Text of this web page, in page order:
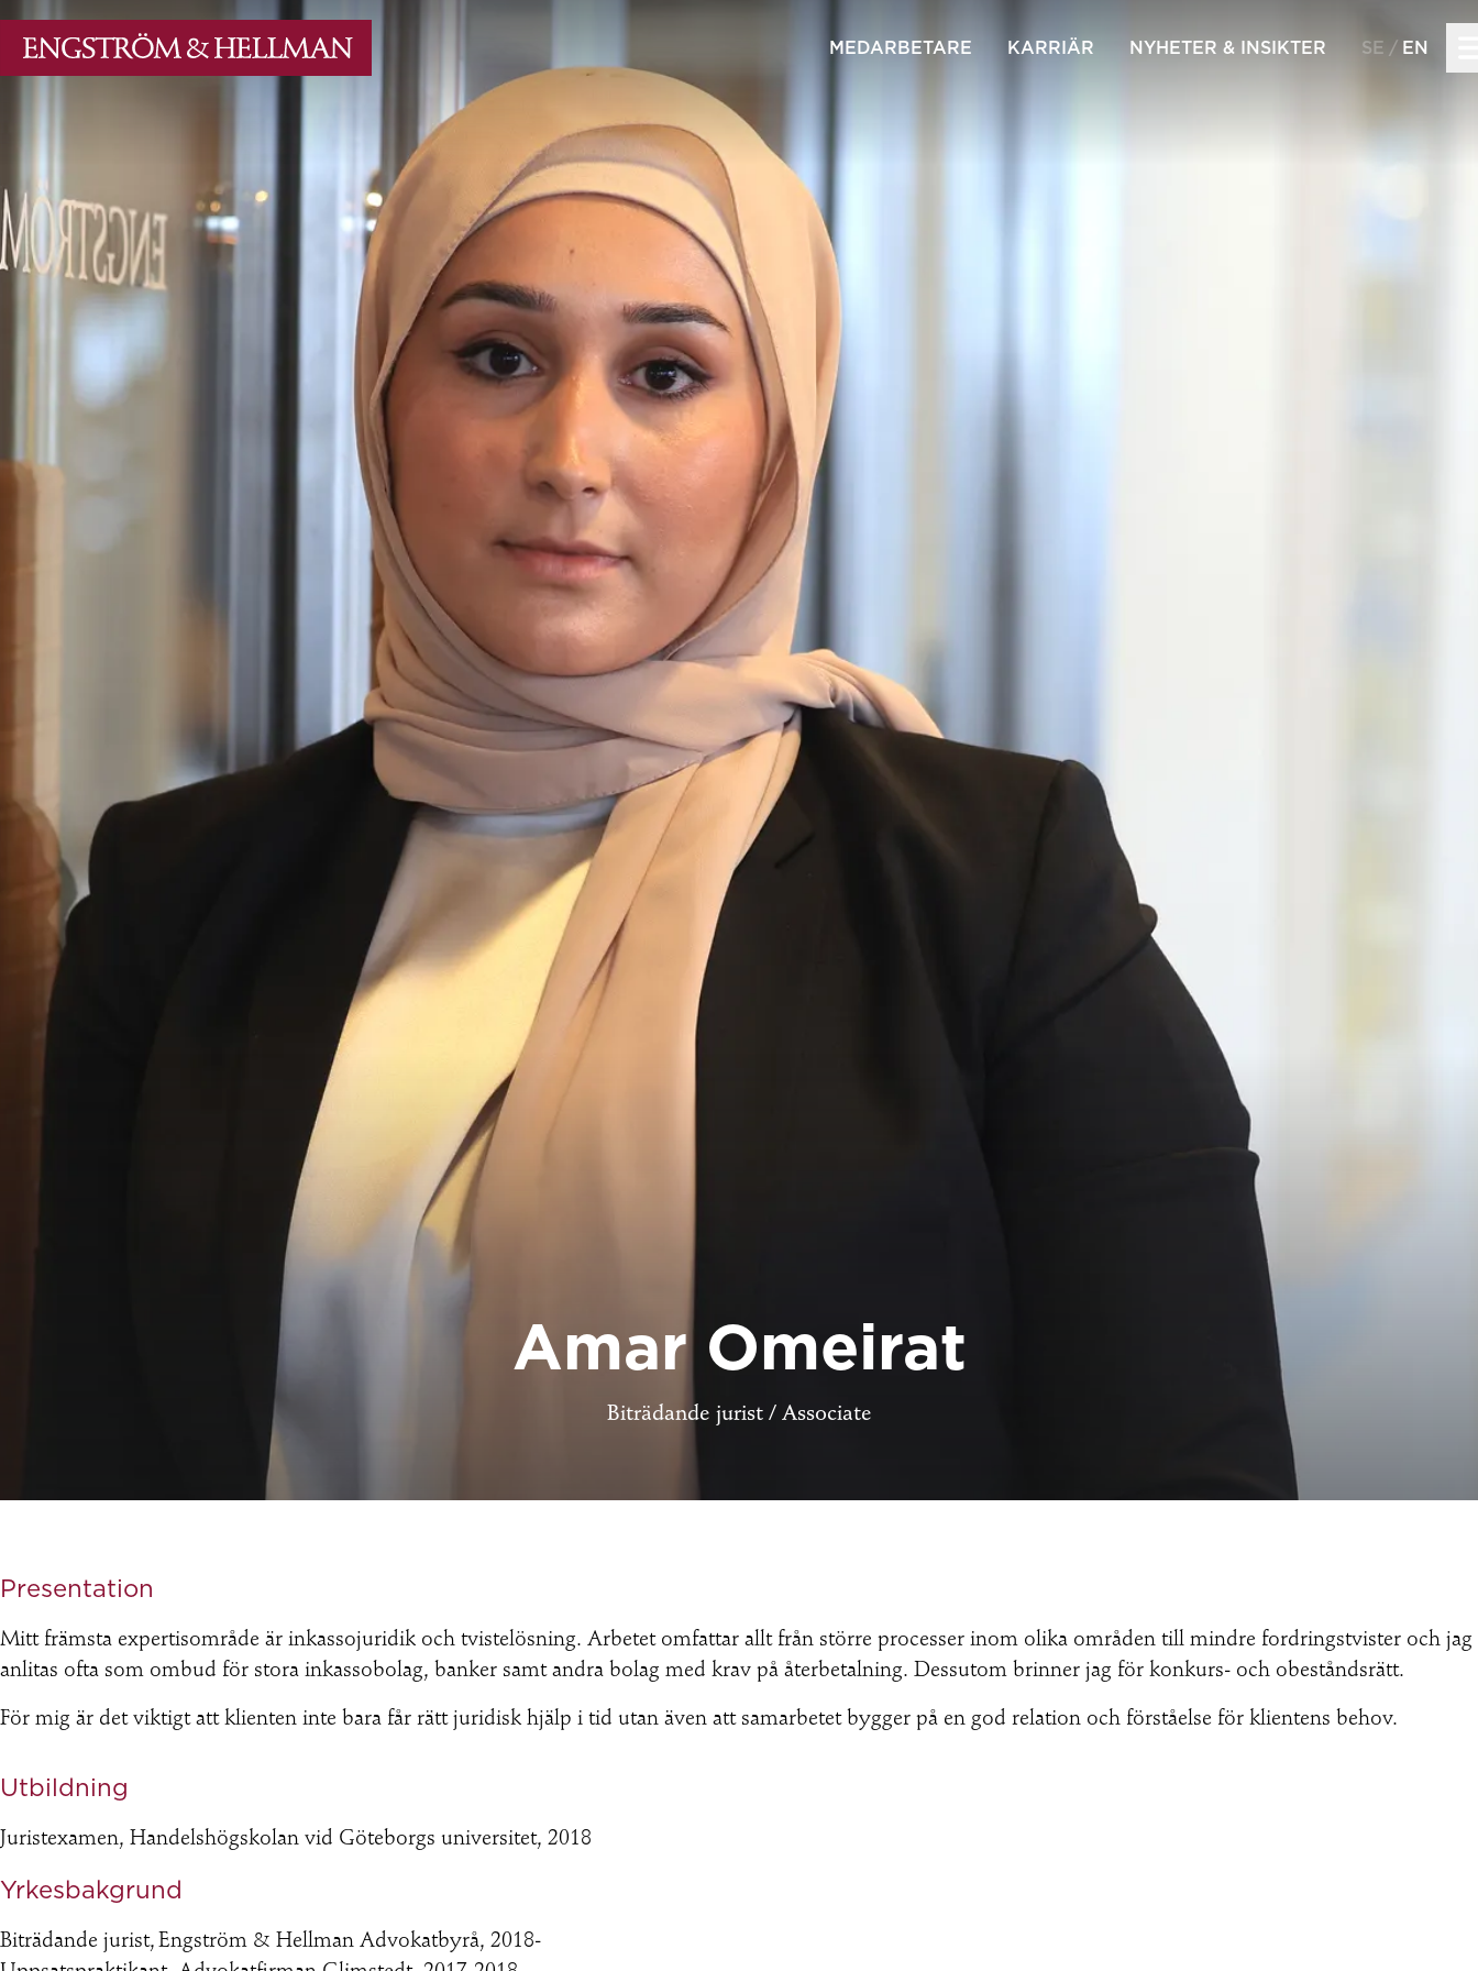
MEDARBETARE KARRIÄR NYHETER & INSIKTER SE EN
Amar Omeirat
Biträdande jurist / Associate
Presentation
Mitt främsta expertisområde är inkassojuridik och tvistelösning. Arbetet omfattar allt från större processer inom olika områden till mindre fordringstvister och jag
anlitas ofta som ombud för stora inkassobolag, banker samt andra bolag med krav på återbetalning. Dessutom brinner jag för konkurs- och obeståndsrätt.
För mig är det viktigt att klienten inte bara får rätt juridisk hjälp i tid utan även att samarbetet bygger på en god relation och förståelse för klientens behov.
Utbildning
Juristexamen, Handelshögskolan vid Göteborgs universitet, 2018
Yrkesbakgrund
Biträdande jurist, Engström & Hellman Advokatbyrå, 2018-